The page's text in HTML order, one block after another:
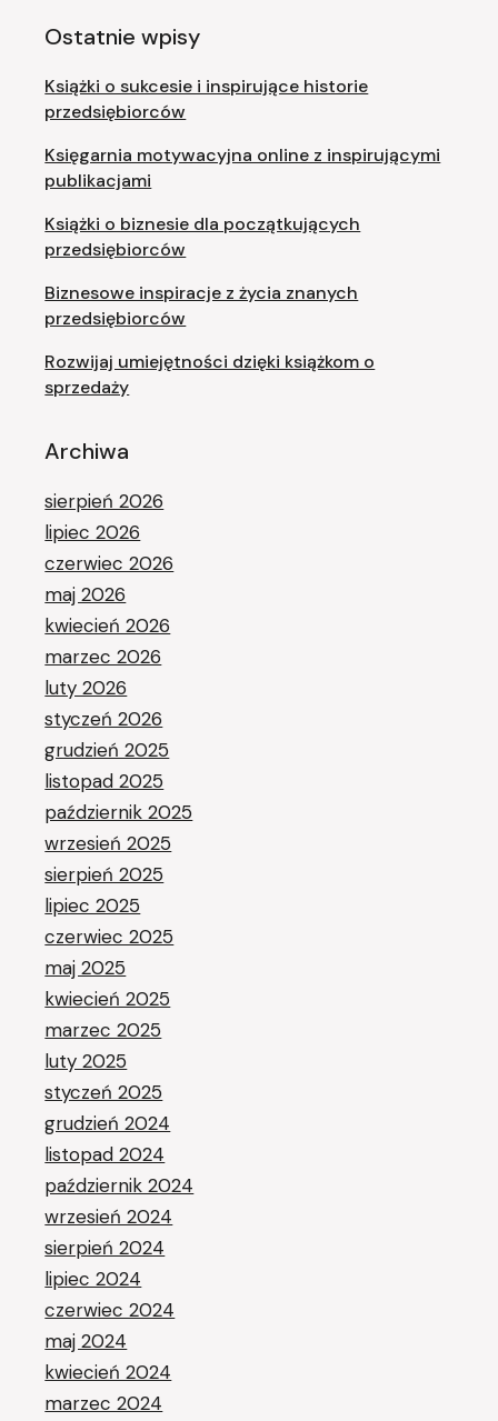
Ostatnie wpisy
Książki o sukcesie i inspirujące historie
przedsiębiorców
Księgarnia motywacyjna online z inspirującymi
publikacjami
Książki o biznesie dla początkujących
przedsiębiorców
Biznesowe inspiracje z życia znanych
przedsiębiorców
Rozwijaj umiejętności dzięki książkom o
sprzedaży
Archiwa
sierpień 2026
lipiec 2026
czerwiec 2026
maj 2026
kwiecień 2026
marzec 2026
luty 2026
styczeń 2026
grudzień 2025
listopad 2025
październik 2025
wrzesień 2025
sierpień 2025
lipiec 2025
czerwiec 2025
maj 2025
kwiecień 2025
marzec 2025
luty 2025
styczeń 2025
grudzień 2024
listopad 2024
październik 2024
wrzesień 2024
sierpień 2024
lipiec 2024
czerwiec 2024
maj 2024
kwiecień 2024
marzec 2024